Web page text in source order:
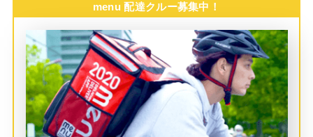
menu 配達クルー募集中！